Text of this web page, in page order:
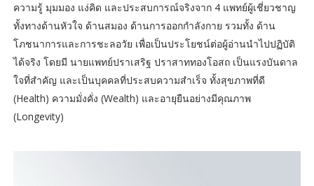
ความรู้ มุมมอง แง่คิด และประสบการณ์จริงจาก 4 แพทย์ผู้เชี่ยวชาญ
ทั้งทางด้านหัวใจ ด้านสมอง ด้านการออกกำลังกาย รวมทั้ง ด้าน
โภชนาการและการชะลอวัย เพื่อเป็นประโยชน์ต่อผู้อ่านนำไปปฏิบัติ
ได้จริง โดยมี นายแพทย์ปราเสริฐ ปราสาททองโอสถ เป็นแรงบันดาล
ใจที่สำคัญ และเป็นบุคคลที่ประสบความสำเร็จ ทั้งสุขภาพที่ดี
(Health) ความมั่งคั่ง (Wealth) และอายุยืนอย่างมีคุณภาพ
(Longevity)